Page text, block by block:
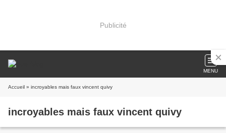
Publicité
MENU
Accueil » incroyables mais faux vincent quivy
incroyables mais faux vincent quivy